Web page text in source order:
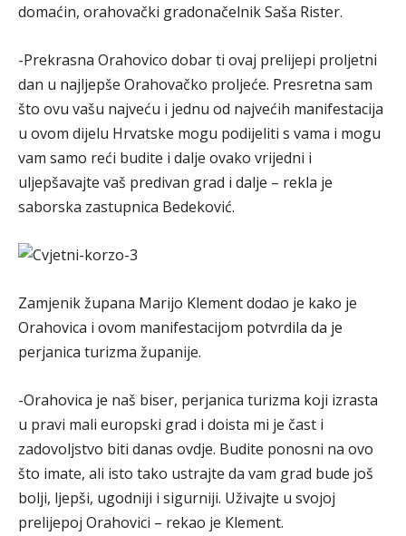
domaćin, orahovački gradonačelnik Saša Rister.
-Prekrasna Orahovico dobar ti ovaj prelijepi proljetni
dan u najljepše Orahovačko proljeće. Presretna sam
što ovu vašu najveću i jednu od najvećih manifestacija
u ovom dijelu Hrvatske mogu podijeliti s vama i mogu
vam samo reći budite i dalje ovako vrijedni i
uljepšavajte vaš predivan grad i dalje – rekla je
saborska zastupnica Bedeković.
Zamjenik župana Marijo Klement dodao je kako je
Orahovica i ovom manifestacijom potvrdila da je
perjanica turizma županije.
-Orahovica je naš biser, perjanica turizma koji izrasta
u pravi mali europski grad i doista mi je čast i
zadovoljstvo biti danas ovdje. Budite ponosni na ovo
što imate, ali isto tako ustrajte da vam grad bude još
bolji, ljepši, ugodniji i sigurniji. Uživajte u svojoj
prelijepoj Orahovici – rekao je Klement.